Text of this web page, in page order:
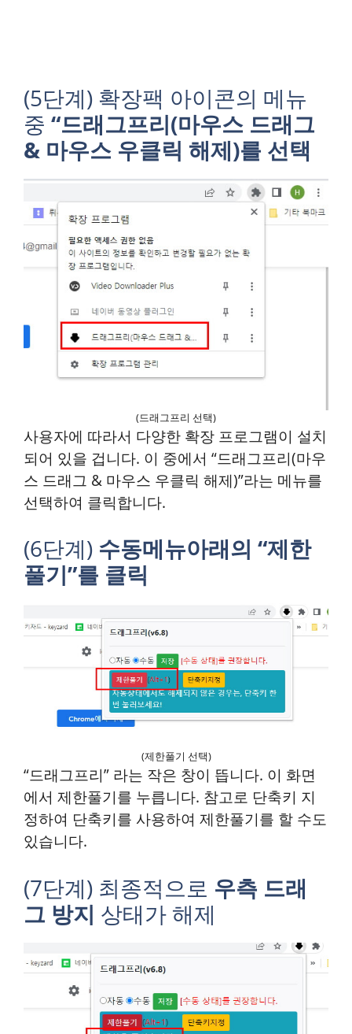
(5단계) 확장팩 아이콘의 메뉴
중 “드래그프리(마우스 드래그
& 마우스 우클릭 해제)를 선택
(드래그프리 선택)
사용자에 따라서 다양한 확장 프로그램이 설치
되어 있을 겁니다. 이 중에서 “드래그프리(마우
스 드래그 & 마우스 우클릭 해제)”라는 메뉴를
선택하여 클릭합니다.
(6단계) 수동메뉴아래의 “제한
풀기”를 클릭
(제한풀기 선택)
“드래그프리” 라는 작은 창이 뜹니다. 이 화면
에서 제한풀기를 누릅니다. 참고로 단축키 지
정하여 단축키를 사용하여 제한풀기를 할 수도
있습니다.
(7단계) 최종적으로 우측 드래
그 방지 상태가 해제